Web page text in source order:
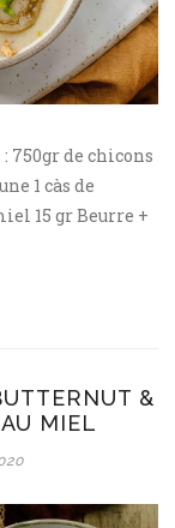
750gr de chicons
1 càs de
15 gr Beurre +
&
MIEL